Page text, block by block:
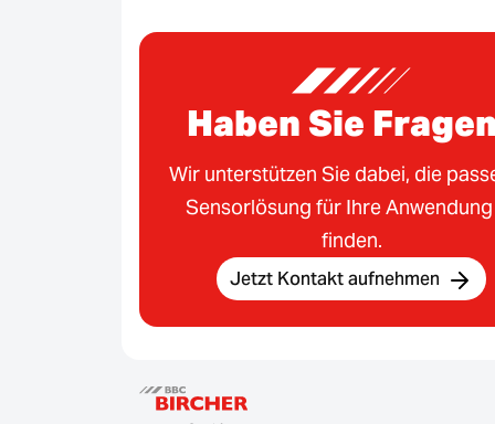
Haben Sie
Wir unterstützen Sie dabei, die
Sensorlösung für Ihre Anwendung
finden.
Jetzt Kontakt aufnehmen